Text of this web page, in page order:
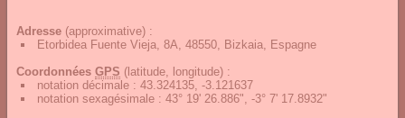
Adresse (approximative) :
Etorbidea Fuente Vieja, 8A, 48550, Bizkaia, Espagne
Coordonnées GPS (latitude, longitude) :
notation décimale : 43.324135, -3.121637
notation sexagésimale : 43° 19' 26.886", -3° 7' 17.8932"